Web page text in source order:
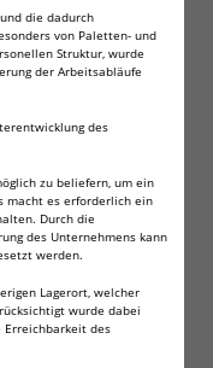
die dadurch
von Paletten- und
Struktur, wurde
der Arbeitsabläufe
des
zu beliefern, um ein
macht es erforderlich ein
Durch die
des Unternehmens kann
werden.
Lagerort, welcher
wurde dabei
des
Frage zum Artikel